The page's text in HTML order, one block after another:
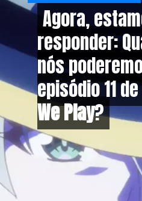
Agora,
responder:
nós
episódio 11 de
We Play?
Agora,
responder:
nós
episódio 11 de
We Play?